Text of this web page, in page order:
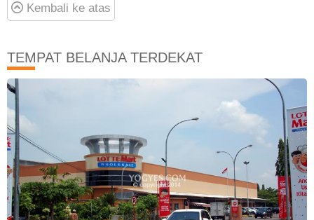
Kembali ke atas
TEMPAT BELANJA TERDEKAT